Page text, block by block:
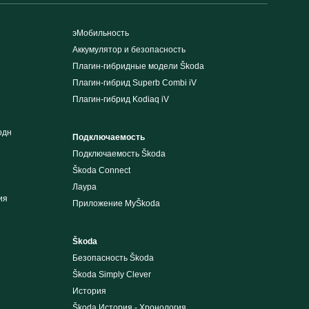
эМобильность
Аккумулятор и безопасность
Плагин-гибридные модели Škoda
Плагин-гибрид Superb Combi iV
Плагин-гибрид Kodiaq iV
Подключаемость
Подключаемость Škoda
Škoda Connect
Лаура
Приложение MyŠkoda
Škoda
Безопасность Škoda
Škoda Simply Clever
История